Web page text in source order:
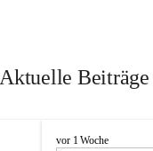
Aktuelle Beiträge
V
vor 1 Woche